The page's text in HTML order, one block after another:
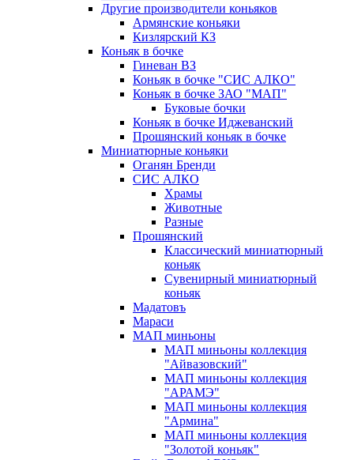
Другие производители коньяков
Армянские коньяки
Кизлярский КЗ
Коньяк в бочке
Гиневан ВЗ
Коньяк в бочке "СИС АЛКО"
Коньяк в бочке ЗАО "МАП"
Буковые бочки
Коньяк в бочке Иджеванский
Прошянский коньяк в бочке
Миниатюрные коньяки
Оганян Бренди
СИС АЛКО
Храмы
Животные
Разные
Прошянский
Классический миниатюрный
коньяк
Сувенирный миниатюрный
коньяк
Мадатовъ
Мараси
МАП миньоны
МАП миньоны коллекция
"Айвазовский"
МАП миньоны коллекция
"АРАМЭ"
МАП миньоны коллекция
"Армина"
МАП миньоны коллекция
"Золотой коньяк"